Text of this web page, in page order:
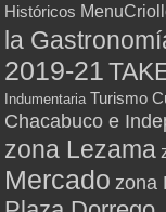
Históricos
la
2019-21
Indumentaria Turismo
Chacabuco e
zona Lezama
Mercado zona